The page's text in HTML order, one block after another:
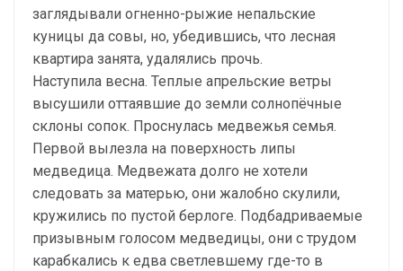
заглядывали огненно-рыжие непальские
куницы да совы, но, убедившись, что лесная
квартира занята, удалялись прочь.
Наступила весна. Теплые апрельские ветры
высушили оттаявшие до земли солнопёчные
склоны сопок. Проснулась медвежья семья.
Первой вылезла на поверхность липы
медведица. Медвежата долго не хотели
следовать за матерью, они жалобно скулили,
кружились по пустой берлоге. Подбадриваемые
призывным голосом медведицы, они с трудом
карабкались к едва светлевшему где-то в